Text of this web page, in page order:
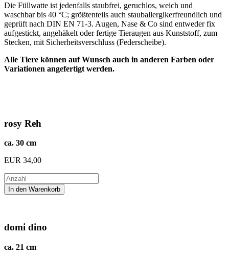
Die Füllwatte ist jedenfalls staubfrei, geruchlos, weich und
waschbar bis 40 °C; größtenteils auch stauballergikerfreundlich und
geprüft nach DIN EN 71-3. Augen, Nase & Co sind entweder fix
aufgestickt, angehäkelt oder fertige Tieraugen aus Kunststoff, zum
Stecken, mit Sicherheitsverschluss (Federscheibe).
Alle Tiere können auf Wunsch auch in anderen Farben oder
Variationen angefertigt werden.
rosy Reh
ca. 30 cm
EUR 34,00
domi dino
ca. 21 cm